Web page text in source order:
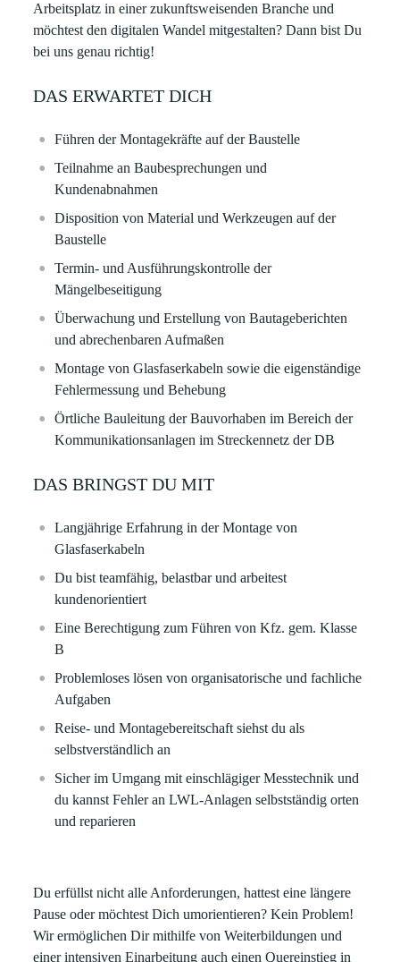
Arbeitsplatz in einer zukunftsweisenden Branche und
möchtest den digitalen Wandel mitgestalten? Dann bist Du
bei uns genau richtig!
DAS ERWARTET DICH
Führen der Montagekräfte auf der Baustelle
Teilnahme an Baubesprechungen und
Kundenabnahmen
Disposition von Material und Werkzeugen auf der
Baustelle
Termin- und Ausführungskontrolle der
Mängelbeseitigung
Überwachung und Erstellung von Bautageberichten
und abrechenbaren Aufmaßen
Montage von Glasfaserkabeln sowie die eigenständige
Fehlermessung und Behebung
Örtliche Bauleitung der Bauvorhaben im Bereich der
Kommunikationsanlagen im Streckennetz der DB
DAS BRINGST DU MIT
Langjährige Erfahrung in der Montage von
Glasfaserkabeln
Du bist teamfähig, belastbar und arbeitest
kundenorientiert
Eine Berechtigung zum Führen von Kfz. gem. Klasse
B
Problemloses lösen von organisatorische und fachliche
Aufgaben
Reise- und Montagebereitschaft siehst du als
selbstverständlich an
Sicher im Umgang mit einschlägiger Messtechnik und
du kannst Fehler an LWL-Anlagen selbstständig orten
und reparieren
Du erfüllst nicht alle Anforderungen, hattest eine längere
Pause oder möchtest Dich umorientieren? Kein Problem!
Wir ermöglichen Dir mithilfe von Weiterbildungen und
einer intensiven Einarbeitung auch einen Quereinstieg in